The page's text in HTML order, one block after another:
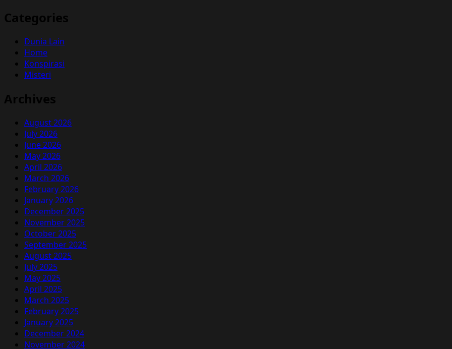
Categories
Dunia Lain
Home
Konspirasi
Misteri
Archives
August 2026
July 2026
June 2026
May 2026
April 2026
March 2026
February 2026
January 2026
December 2025
November 2025
October 2025
September 2025
August 2025
July 2025
May 2025
April 2025
March 2025
February 2025
January 2025
December 2024
November 2024